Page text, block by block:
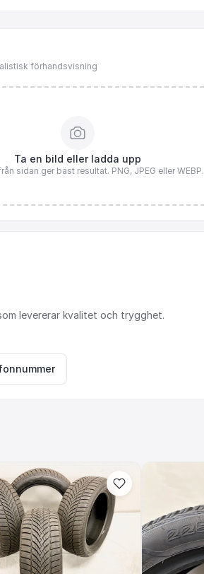
förhandsvisning
Ta en bild eller ladda upp
sidan ger bäst resultat. PNG, JPEG eller WEBP.
levererar kvalitet och trygghet.